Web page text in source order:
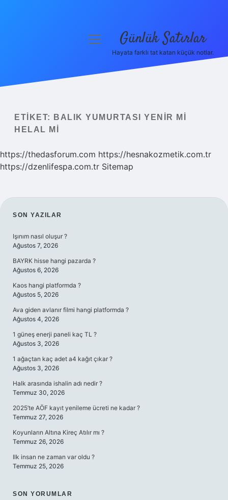
Yasal Uyarı
menüyü Günlük Satırlar
Hayata farklı tat katan küçük notlar.
ETIKET:
BALIK YUMURTASI YENIR MI
HELAL MI
https://thedasforum.com https://hesnakozmetik.com.tr
https://dzenlifespa.com.tr Sitemap
SIDEBAR
SON YAZILAR
Işınım nasıl oluşur ?
Ağustos 7, 2026
BAYRK hisse hangi pazarda ?
Ağustos 6, 2026
Kaos hangi platformda ?
Ağustos 5, 2026
Ava giden avlanır filmi hangi platformda ?
Ağustos 4, 2026
1 güneş enerji paneli kaç TL ?
Ağustos 3, 2026
1 ağaçtan kaç adet a4 kağıt çıkar ?
Ağustos 3, 2026
Halk arasında ishalin adı nedir ?
Temmuz 30, 2026
2025’te AÖF kayıt yenileme ücreti ne kadar ?
Temmuz 27, 2026
Koyunların Altına Kireç Atılır mı ?
Temmuz 26, 2026
Ilk insan ne zaman var oldu ?
Temmuz 25, 2026
SON YORUMLAR